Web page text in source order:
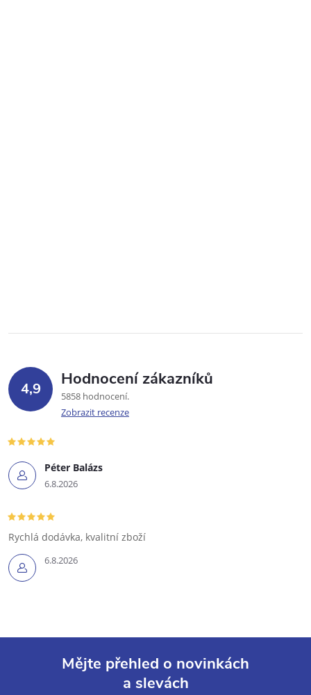
4,9 Hodnocení zákazníků
5858 hodnocení
Zobrazit recenze
Péter Balázs
6.8.2026
6.8.2026
Rychlá dodávka, kvalitní zboží
Mějte přehled o novinkách
a slevách